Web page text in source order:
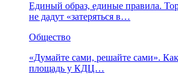
Единый образ, единые правила.
не дадут «затеряться в…
Общество
«Думайте сами, решайте сами».
площадь у КДЦ…